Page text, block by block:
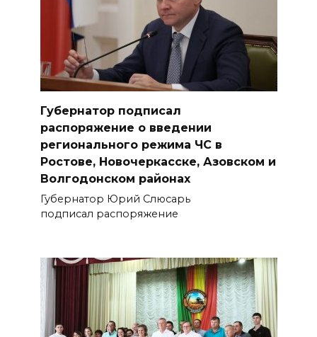
Губернатор подписал
распоряжение о введении
регионального режима ЧС в
Ростове, Новочеркасске, Азовском и
Волгодонском районах
Губернатор Юрий Слюсарь
подписал распоряжение